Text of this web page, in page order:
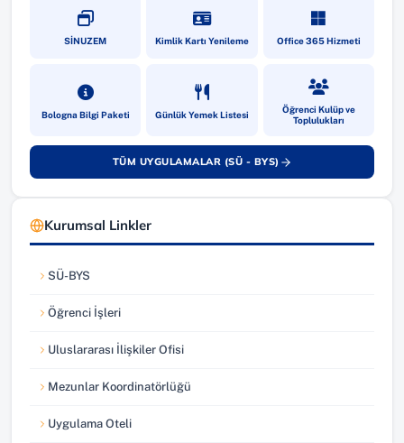
SİNUZEM(yeni sekmede açılır)Kimlik Kartı Yenileme(yeni sekmede açılır)Office 365 Hizmeti
(yeni sekmede
Bologna Bilgi Paketi(yeni sekmede açılır)Günlük Yemek Listesi(yeni sekmede açılır)Öğrenci Kulüp ve
Toplulukları
(yeni sekmede
TÜM UYGULAMALAR (SÜ - BYS)
(yeni sekmede açılır)
Kurumsal Linkler
SÜ-BYS
(yeni sekmede açılır)
Öğrenci İşleri
(yeni sekmede açılır)
Uluslararası İlişkiler Ofisi
(yeni sekmede açılır)
Mezunlar Koordinatörlüğü
(yeni sekmede açılır)
Uygulama Oteli
(yeni sekmede açılır)